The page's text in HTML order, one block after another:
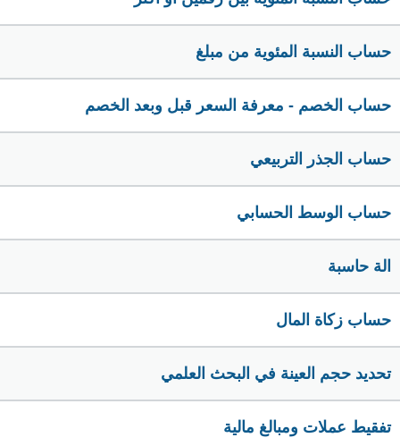
حساب النسبة المئوية من مبلغ
حساب الخصم - معرفة السعر قبل وبعد الخصم
حساب الجذر التربيعي
حساب الوسط الحسابي
الة حاسبة
حساب زكاة المال
تحديد حجم العينة في البحث العلمي
تفقيط عملات ومبالغ مالية